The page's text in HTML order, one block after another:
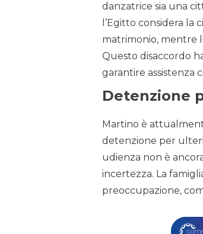
danzatrice sia una
l’Egitto considera la
matrimonio, mentre
Questo disaccordo
garantire assistenza
Detenzione
Martino è
detenzione per
udienza non è
incertezza. La
preoccupazione,